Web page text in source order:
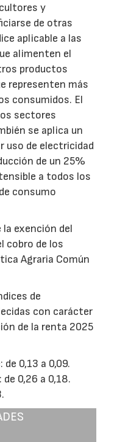
y
de otras
aplicable a las
alimenten el
productos
representen más
consumidos. El
sectores
se aplica un
uso de electricidad
de un 25%
a todos los
consumo
exención del
cobro de los
Agraria Común
de
con carácter
de la renta 2025
0,13 a 0,09.
0,26 a 0,18.